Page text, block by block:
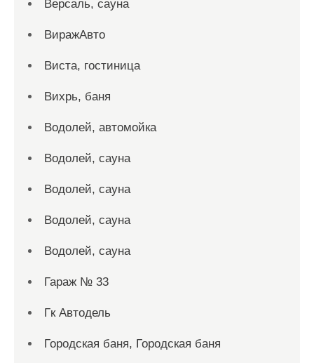
Версаль, сауна
ВиражАвто
Виста, гостиница
Вихрь, баня
Водолей, автомойка
Водолей, сауна
Водолей, сауна
Водолей, сауна
Водолей, сауна
Гараж № 33
Гк Автодель
Городская баня, Городская баня